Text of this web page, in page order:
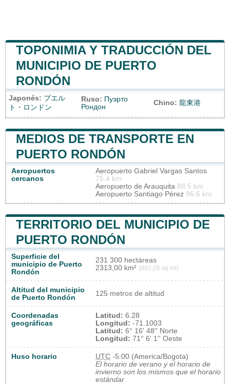
TOPONIMIA Y TRADUCCIÓN DEL
MUNICIPIO DE PUERTO
RONDÓN
Japonés: プエル
ト・ロンドン
Ruso: Пуэрто
Рондон
Chino: 龍東港
MEDIOS DE TRANSPORTE EN
PUERTO RONDÓN
Aeropuertos
cercanos
Aeropuerto Gabriel Vargas Santos
75.4 km
Aeropuerto de Arauquita 88.5 km
Aeropuerto Santiago Pérez 96.6 km
TERRITORIO DEL MUNICIPIO DE
PUERTO RONDÓN
Superficie del
municipio de Puerto
Rondón
231 300 hectáreas
2313,00 km² (893,05 sq mi)
Altitud del municipio
de Puerto Rondón
125 metros de altitud
Coordenadas
geográficas
Latitud: 6.28
Longitud: -71.1003
Latitud: 6° 16' 48'' Norte
Longitud: 71° 6' 1'' Oeste
Huso horario UTC -5:00 (America/Bogota)
El horario de verano y el horario de
invierno son los mismos que el horario
estándar